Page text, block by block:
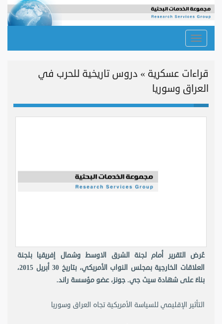
Toggle
navigation
قراءات عسكرية » دروس تاريخية للحرب في
العراق وسوريا
عُرض التقرير أمام لجنة الشرق الاوسط وشمال إفريقيا بلجنة
العلاقات الخارجية بمجلس النواب الأمريكي، بتاريخ 30 أبريل 2015،
بناءً على شهادة سيث جي. جونز، عضو مؤسسة راند.
التأثير الإقليمي للسياسة الأمريكية تجاه العراق وسوريا